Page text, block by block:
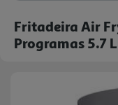
Fritadeira Air
Programas 5.7 L